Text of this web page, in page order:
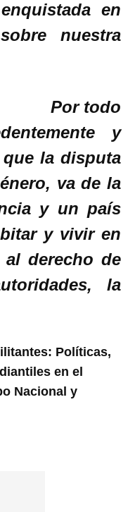
en
nuestra
y
la disputa
va de la
y un país
y vivir en
derecho de
la
Políticas,
en el
Nacional y